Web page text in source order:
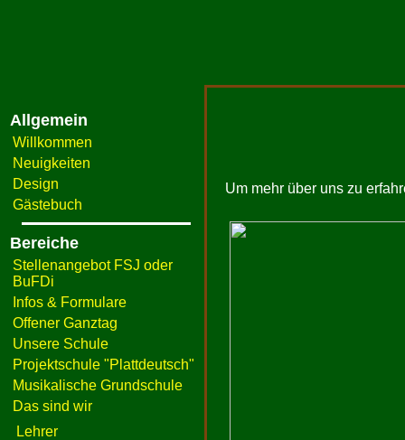
Allgemein
Willkommen
Neuigkeiten
Design
Gästebuch
Bereiche
Stellenangebot FSJ oder
BuFDi
Infos & Formulare
Offener Ganztag
Unsere Schule
Projektschule "Plattdeutsch"
Musikalische Grundschule
Das sind wir
Lehrer
Um mehr über uns zu